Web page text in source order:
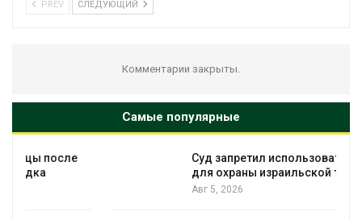
PREV СЛЕДУЮЩИЙ
Комментарии закрыты.
Самые популярные
Суд запретил использовать крокодилов
для охраны израильской тюрьмы